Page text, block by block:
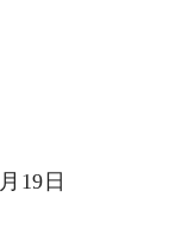
19日